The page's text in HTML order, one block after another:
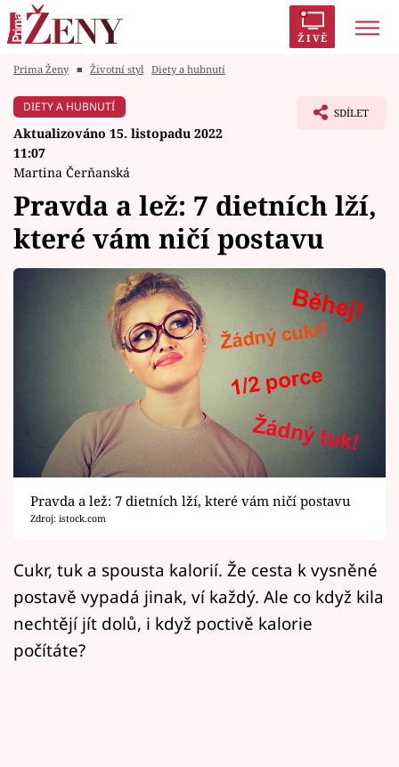
ŽIVĚ
Módní alarm
Zrádci
Témata
Celebrity
Horoskopy
Sledujte prima+
Filmový festival Karlovy Vary
Mámy sobě
Přihlášení
Prima Ženy ■ Životní styl Diety a hubnutí
DIETY A HUBNUTÍ
Aktualizováno 15. listopadu 2022
11:07
Martina Čerňanská
SDÍLET
Pravda a lež: 7 dietních lží,
které vám ničí postavu
Pravda a lež: 7 dietních lží, které vám ničí postavu
Zdroj: istock.com
Cukr, tuk a spousta kalorií. Že cesta k vysněné
postavě vypadá jinak, ví každý. Ale co když kila
nechtějí jít dolů, i když poctivě kalorie
počítáte?